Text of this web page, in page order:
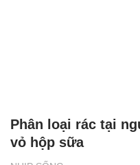
Phân loại rác tại
vỏ hộp sữa